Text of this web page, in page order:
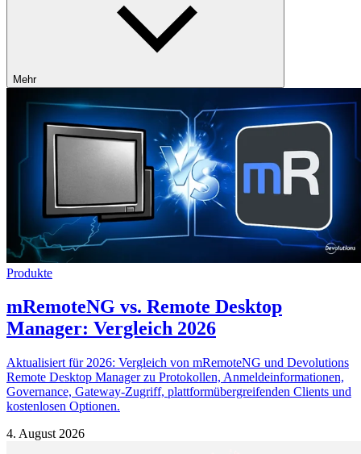
Mehr
Produkte
mRemoteNG vs. Remote Desktop
Manager: Vergleich 2026
Aktualisiert für 2026: Vergleich von mRemoteNG und Devolutions
Remote Desktop Manager zu Protokollen, Anmeldeinformationen,
Governance, Gateway-Zugriff, plattformübergreifenden Clients und
kostenlosen Optionen.
4. August 2026